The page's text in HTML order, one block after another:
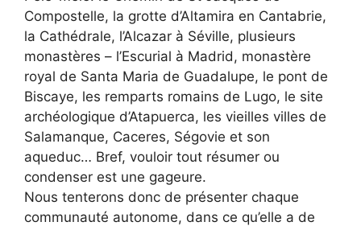
Compostelle, la grotte d’Altamira en Cantabrie,
la Cathédrale, l’Alcazar à Séville, plusieurs
monastères – l’Escurial à Madrid, monastère
royal de Santa Maria de Guadalupe, le pont de
Biscaye, les remparts romains de Lugo, le site
archéologique d’Atapuerca, les vieilles villes de
Salamanque, Caceres, Ségovie et son
aqueduc… Bref, vouloir tout résumer ou
condenser est une gageure.
Nous tenterons donc de présenter chaque
communauté autonome, dans ce qu’elle a de